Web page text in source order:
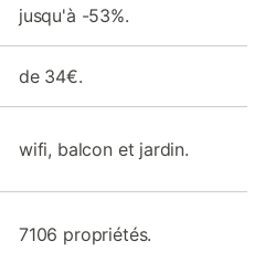
jusqu'à -53%.
de 34€.
wifi, balcon et jardin.
7106 propriétés.